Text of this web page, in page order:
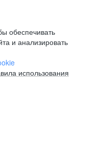
обеспечивать
и анализировать
использования